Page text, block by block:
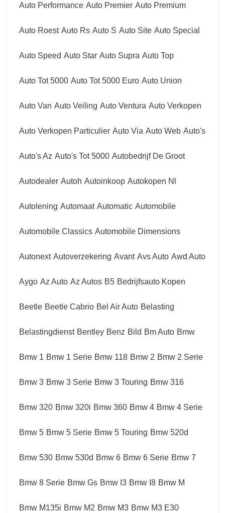
Auto Performance Auto Premier Auto Premium
Auto Roest Auto Rs Auto S Auto Site Auto Special
Auto Speed Auto Star Auto Supra Auto Top
Auto Tot 5000 Auto Tot 5000 Euro Auto Union
Auto Van Auto Veiling Auto Ventura Auto Verkopen
Auto Verkopen Particulier Auto Via Auto Web Auto's
Auto's Az Auto's Tot 5000 Autobedrijf De Groot
Autodealer Autoh Autoinkoop Autokopen Nl
Autolening Automaat Automatic Automobile
Automobile Classics Automobile Dimensions
Autonext Autoverzekering Avant Avs Auto Awd Auto
Aygo Az Auto Az Autos B5 Bedrijfsauto Kopen
Beetle Beetle Cabrio Bel Air Auto Belasting
Belastingdienst Bentley Benz Bild Bm Auto Bmw
Bmw 1 Bmw 1 Serie Bmw 118 Bmw 2 Bmw 2 Serie
Bmw 3 Bmw 3 Serie Bmw 3 Touring Bmw 316
Bmw 320 Bmw 320i Bmw 360 Bmw 4 Bmw 4 Serie
Bmw 5 Bmw 5 Serie Bmw 5 Touring Bmw 520d
Bmw 530 Bmw 530d Bmw 6 Bmw 6 Serie Bmw 7
Bmw 8 Serie Bmw Gs Bmw I3 Bmw I8 Bmw M
Bmw M135i Bmw M2 Bmw M3 Bmw M3 E30